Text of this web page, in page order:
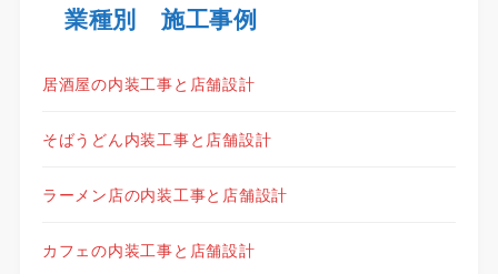
業種別 施工事例
居酒屋の内装工事と店舗設計
そばうどん内装工事と店舗設計
ラーメン店の内装工事と店舗設計
カフェの内装工事と店舗設計